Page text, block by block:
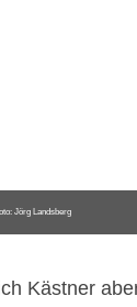
Jörg Landsberg
Kästner